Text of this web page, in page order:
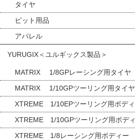
タイヤ
ピット用品
アパレル
YURUGIX＜ユルギックス製品＞
MATRIX 1/8GPレーシング用タイヤ
MATRIX 1/10GPツーリング用タイヤ
XTREME 1/10EPツーリング用ボディ
XTREME 1/10GPツーリング用ボディ
XTREME 1/8レーシング用ボディー